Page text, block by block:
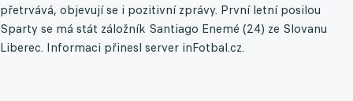
přetrvává, objevují se i pozitivní zprávy. První letní posilou
Sparty se má stát záložník Santiago Enemé (24) ze Slovanu
Liberec. Informaci přinesl server inFotbal.cz.